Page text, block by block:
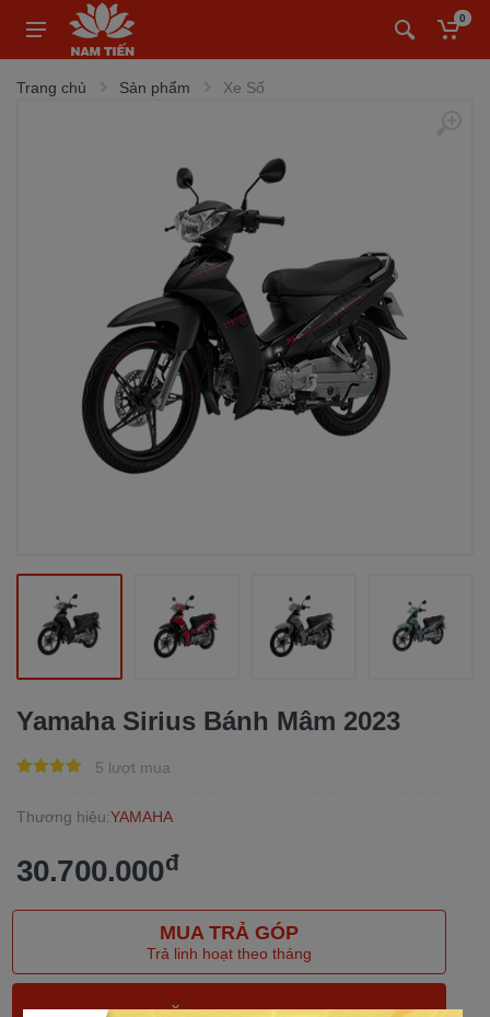
0
Trang chủ Sản phẩm Xe Số
Yamaha Sirius Bánh Mâm 2023
5 lượt mua
Thương hiệu:YAMAHA
30.700.000đ
MUA TRẢ GÓP
Trả linh hoạt theo tháng